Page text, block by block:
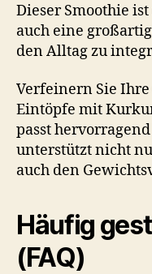
Dieser Smoothie
auch eine
den Alltag zu
Verfeinern Sie Ihre
Eintöpfe mit
passt
unterstützt nicht
auch den
Häufig
(FAQ)